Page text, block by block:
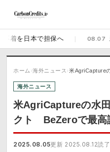
日本で担保へ | 08.07 新潟
ホーム ›海外ニュース ›米AgriCapture
海外ニュース
米AgriCaptureの水
クト BeZeroで最高
2025.08.05更新 2025.08.12読